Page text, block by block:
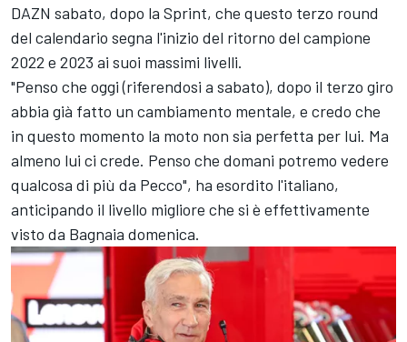
DAZN sabato, dopo la Sprint, che questo terzo round
del calendario segna l'inizio del ritorno del campione
2022 e 2023 ai suoi massimi livelli.
"Penso che oggi (riferendosi a sabato), dopo il terzo giro
abbia già fatto un cambiamento mentale, e credo che
in questo momento la moto non sia perfetta per lui. Ma
almeno lui ci crede. Penso che domani potremo vedere
qualcosa di più da Pecco", ha esordito l'italiano,
anticipando il livello migliore che si è effettivamente
visto da Bagnaia domenica.